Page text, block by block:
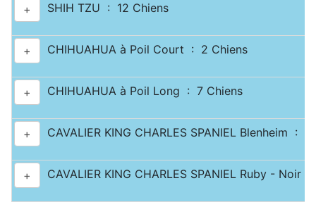
+ SHIH TZU : 12 Chiens
+ CHIHUAHUA à Poil Court : 2 Chiens
+ CHIHUAHUA à Poil Long : 7 Chiens
+ CAVALIER KING CHARLES SPANIEL Blenheim : 2
+ CAVALIER KING CHARLES SPANIEL Ruby - Noir